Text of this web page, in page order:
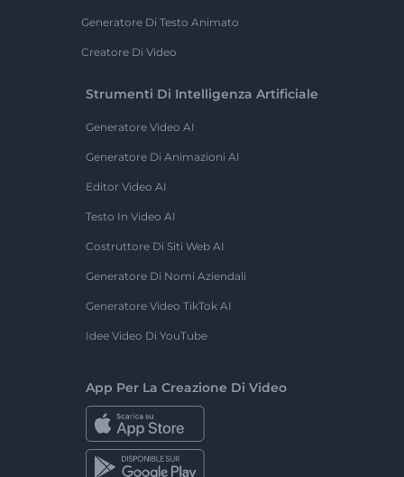
Generatore Di Testo Animato
Creatore Di Video
Strumenti Di Intelligenza Artificiale
Generatore Video AI
Generatore Di Animazioni AI
Editor Video AI
Testo In Video AI
Costruttore Di Siti Web AI
Generatore Di Nomi Aziendali
Generatore Video TikTok AI
Idee Video Di YouTube
App Per La Creazione Di Video